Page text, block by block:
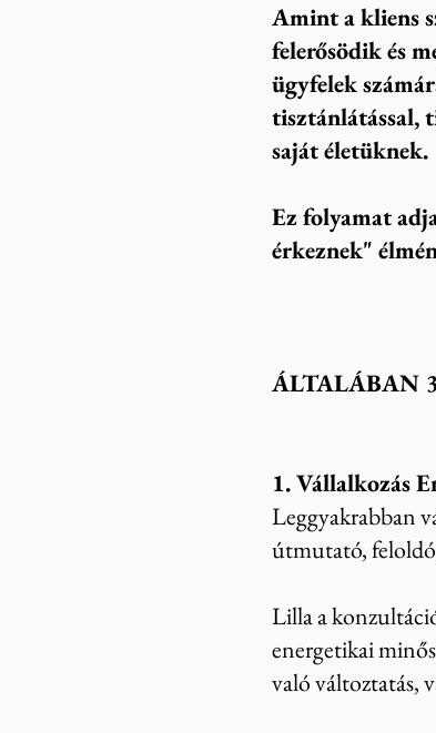
Amint a kliens
felerősödik és
ügyfelek
tisztánlátással,
saját életüknek.
Ez folyamat
érkeznek"
ÁLTALÁBAN
1. Vállalkozás
Leggyakrabban
útmutató, feloldó
Lilla a
energetikai
való változtatás,